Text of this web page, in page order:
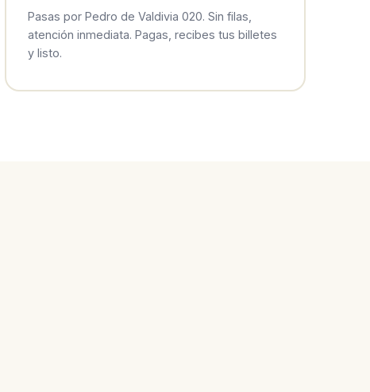
Pasas por Pedro de Valdivia 020. Sin filas,
atención inmediata. Pagas, recibes tus billetes
y listo.